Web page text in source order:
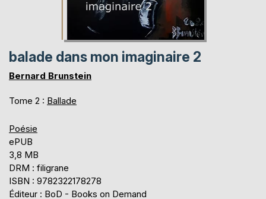
balade dans mon imaginaire 2
Bernard Brunstein
Tome 2 : Ballade
Poésie
ePUB
3,8 MB
DRM : filigrane
ISBN : 9782322178278
Éditeur : BoD - Books on Demand